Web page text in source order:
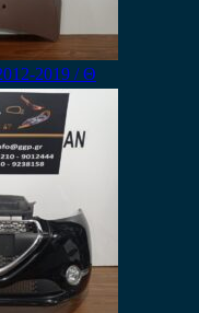
2019 / Θ